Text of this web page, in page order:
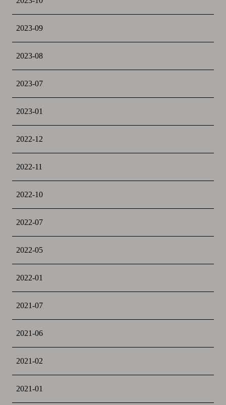
2023-09
2023-08
2023-07
2023-01
2022-12
2022-11
2022-10
2022-07
2022-05
2022-01
2021-07
2021-06
2021-02
2021-01